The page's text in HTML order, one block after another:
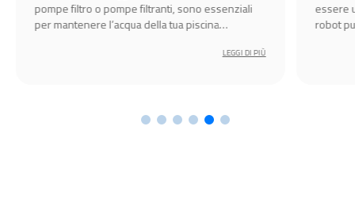
pompe filtro o pompe filtranti, sono essenziali
per mantenere l’acqua della tua piscina
LEGGI DI PIÙ
essere
robot